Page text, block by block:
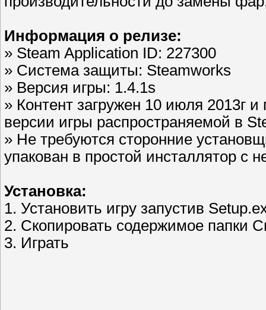
Информация о релизе:
» Steam Application ID: 227300
» Система защиты: Steamworks
» Версия игры: 1.4.1s
» Контент загружен 10 июля 2013г
версии игры распространяемой в
» Не требуются сторонние
упакован в простой инсталлятор с
Установка:
1. Установить игру запустив
2. Скопировать содержимое папки
3. Играть